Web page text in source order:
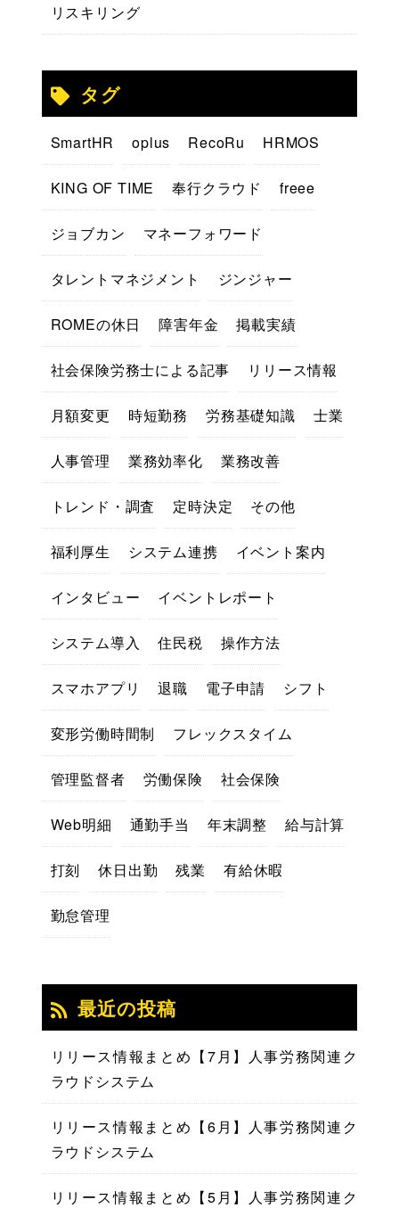
リスキリング
タグ
SmartHR oplus RecoRu HRMOS
KING OF TIME 奉行クラウド freee
ジョブカン マネーフォワード
タレントマネジメント ジンジャー
ROMEの休日 障害年金 掲載実績
社会保険労務士による記事 リリース情報
月額変更 時短勤務 労務基礎知識 士業
人事管理 業務効率化 業務改善
トレンド・調査 定時決定 その他
福利厚生 システム連携 イベント案内
インタビュー イベントレポート
システム導入 住民税 操作方法
スマホアプリ 退職 電子申請 シフト
変形労働時間制 フレックスタイム
管理監督者 労働保険 社会保険
Web明細 通勤手当 年末調整 給与計算
打刻 休日出勤 残業 有給休暇
勤怠管理
最近の投稿
リリース情報まとめ【7月】人事労務関連ク
ラウドシステム
リリース情報まとめ【6月】人事労務関連ク
ラウドシステム
リリース情報まとめ【5月】人事労務関連ク